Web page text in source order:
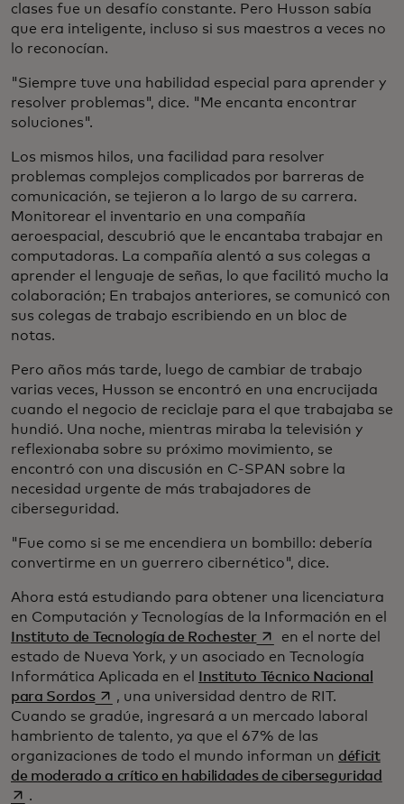
clases fue un desafío constante. Pero Husson sabía
que era inteligente, incluso si sus maestros a veces no
lo reconocían.
"Siempre tuve una habilidad especial para aprender y
resolver problemas", dice. "Me encanta encontrar
soluciones".
Los mismos hilos, una facilidad para resolver
problemas complejos complicados por barreras de
comunicación, se tejieron a lo largo de su carrera.
Monitorear el inventario en una compañía
aeroespacial, descubrió que le encantaba trabajar en
computadoras. La compañía alentó a sus colegas a
aprender el lenguaje de señas, lo que facilitó mucho la
colaboración; En trabajos anteriores, se comunicó con
sus colegas de trabajo escribiendo en un bloc de
notas.
Pero años más tarde, luego de cambiar de trabajo
varias veces, Husson se encontró en una encrucijada
cuando el negocio de reciclaje para el que trabajaba se
hundió. Una noche, mientras miraba la televisión y
reflexionaba sobre su próximo movimiento, se
encontró con una discusión en C-SPAN sobre la
necesidad urgente de más trabajadores de
ciberseguridad.
"Fue como si se me encendiera un bombillo: debería
convertirme en un guerrero cibernético", dice.
Ahora está estudiando para obtener una licenciatura
en Computación y Tecnologías de la Información en el
Instituto de Tecnología de Rochesterse abre en una
en el norte del
estado de Nueva York, y un asociado en Tecnología
Informática Aplicada en el
Instituto Técnico Nacional
para Sordosse abre en una pestaña nueva
, una universidad dentro de RIT.
Cuando se gradúe, ingresará a un mercado laboral
hambriento de talento, ya que el 67% de las
organizaciones de todo el mundo informan un déficit
de moderado a crítico en habilidades de ciberseguridad
.